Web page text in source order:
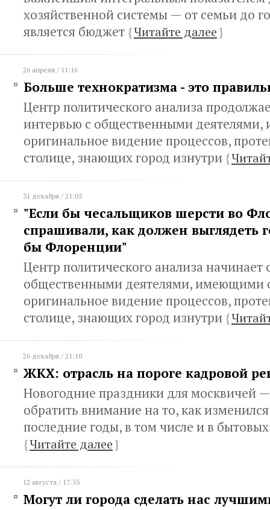
хозяйственной системы — от семьи до
является бюджет {Читайте далее}
26 апреля / 11:16
Больше технократизма - это
Центр политического анализа
интервью с общественными
оригинальное видение процессов,
столице, знающих город изнутри {
31 декабря / 21:05
"Если бы чесальщиков шерсти во
спрашивали, как должен выглядеть
бы Флоренции"
Центр политического анализа
общественными деятелями, имеющими
оригинальное видение процессов,
столице, знающих город изнутри {
26 декабря / 21:10
ЖКХ: отрасль на пороге кадровой
Новогодние праздники для москвичей
обратить внимание на то, как
последние годы, в том числе и в
{Читайте далее}
12 августа / 17:55
Могут ли города сделать нас